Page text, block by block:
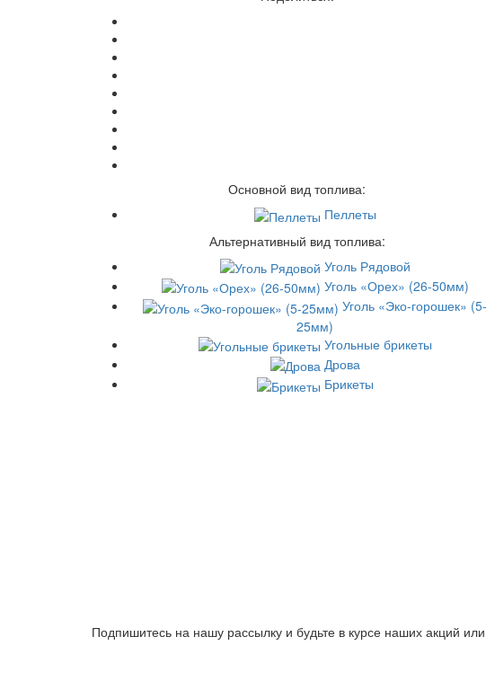
Основной вид топлива:
Пеллеты
Альтернативный вид топлива:
Уголь Рядовой
Уголь «Орех» (26-50мм)
Уголь «Эко-горошек» (5-
25мм)
Угольные брикеты
Дрова
Брикеты
Подпишитесь на нашу рассылку и будьте в курсе наших акций или